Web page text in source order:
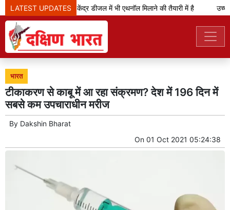
LATEST UPDATES
केजरीवाल का दावा- केंद्र डीजल में भी एथनॉल मिलाने की तैयारी में है उच्च
भारत
टीकाकरण से काबू में आ रहा संक्रमण? देश में 196 दिन में
सबसे कम उपचाराधीन मरीज
By Dakshin Bharat
On 01 Oct 2021 05:24:38